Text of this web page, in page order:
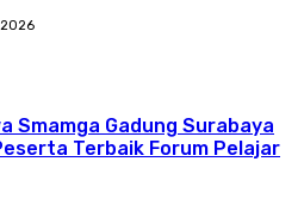
Smamga Gadung Surabaya
Terbaik Forum Pelajar